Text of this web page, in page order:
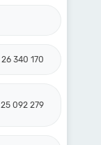
26 340 170
25 092 279